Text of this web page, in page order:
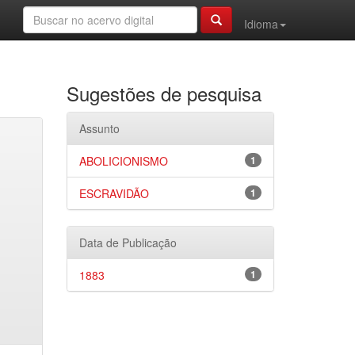
Idioma
Sugestões de pesquisa
Assunto
1
ABOLICIONISMO
1
ESCRAVIDÃO
Data de Publicação
1
1883